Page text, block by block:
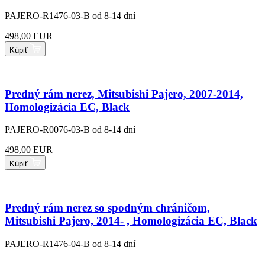
PAJERO-R1476-03-B od 8-14 dní
498,00 EUR
Kúpiť
Predný rám nerez, Mitsubishi Pajero, 2007-2014,
Homologizácia EC, Black
PAJERO-R0076-03-B od 8-14 dní
498,00 EUR
Kúpiť
Predný rám nerez so spodným chráničom,
Mitsubishi Pajero, 2014- , Homologizácia EC, Black
PAJERO-R1476-04-B od 8-14 dní